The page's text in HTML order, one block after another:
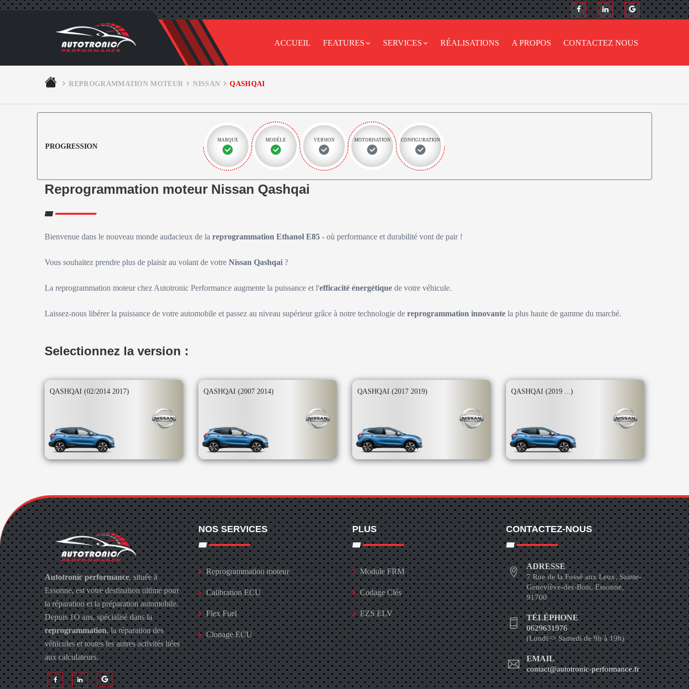
ACCUEIL FEATURES SERVICES RÉALISATIONS A PROPOS CONTACTEZ NOUS
REPROGRAMMATION MOTEUR NISSAN QASHQAI
PROGRESSION
MARQUE MODÈLE VERSION MOTORISATION CONFIGURATION
Reprogrammation moteur Nissan Qashqai
Bienvenue dans le nouveau monde audacieux de la reprogrammation Ethanol E85 - où performance et durabilité vont de pair !
Vous souhaitez prendre plus de plaisir au volant de votre Nissan Qashqai ?
La reprogrammation moteur chez Autotronic Performance augmente la puissance et l'efficacité énergétique de votre véhicule.
Laissez-nous libérer la puissance de votre automobile et passez au niveau supérieur grâce à notre technologie de reprogrammation innovante la plus haute de gamme du marché.
Selectionnez la version :
QASHQAI (02/2014 2017) QASHQAI (2007 2014) QASHQAI (2017 2019) QASHQAI (2019 ...)
Autotronic performance, située à
Essonne, est votre destination ultime pour
la réparation et la préparation automobile.
Depuis 1O ans, spécialisé dans la
reprogrammation, la réparation des
véhicules et toutes les autres activités liées
aux calculateurs.
NOS SERVICES
Reprogrammation moteur
Calibration ECU
Flex Fuel
Clonage ECU
PLUS
Module FRM
Codage Clés
EZS ELV
CONTACTEZ-NOUS
ADRESSE
7 Rue de la Fossé aux Leux, Sainte-
Geneviève-des-Bois, Essonne,
91700
TÉLÉPHONE
0629631976
(Lundi=> Samedi de 9h à 19h)
EMAIL
contact@autotronic-performance.fr